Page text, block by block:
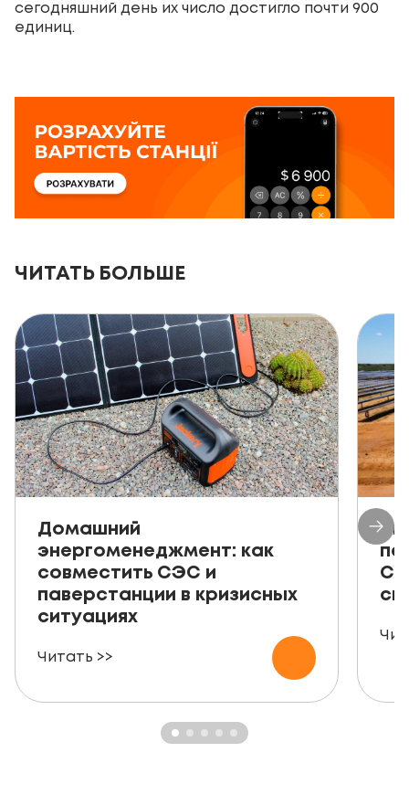
сегодняшний день их число достигло почти 900
единиц.
ЧИТАТЬ БОЛЬШЕ
Домашний
энергоменеджмент: как
совместить СЭС и
паверстанции в кризисных
ситуациях
Читать >>